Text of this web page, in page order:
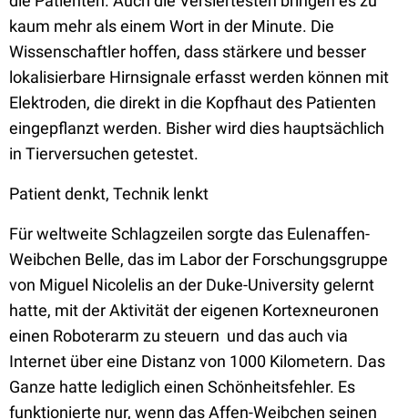
kaum mehr als einem Wort in der Minute. Die
Wissenschaftler hoffen, dass stärkere und besser
lokalisierbare Hirnsignale erfasst werden können mit
Elektroden, die direkt in die Kopfhaut des Patienten
eingepflanzt werden. Bisher wird dies hauptsächlich
in Tierversuchen getestet.
Patient denkt, Technik lenkt
Für weltweite Schlagzeilen sorgte das Eulenaffen-
Weibchen Belle, das im Labor der Forschungsgruppe
von Miguel Nicolelis an der Duke-University gelernt
hatte, mit der Aktivität der eigenen Kortexneuronen
einen Roboterarm zu steuern  und das auch via
Internet über eine Distanz von 1000 Kilometern. Das
Ganze hatte lediglich einen Schönheitsfehler. Es
funktionierte nur, wenn das Affen-Weibchen seinen